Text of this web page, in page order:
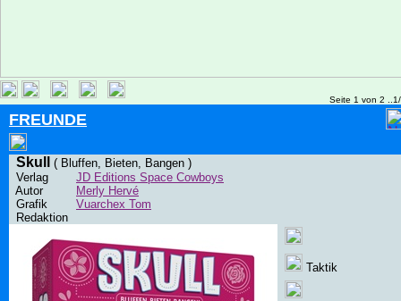
Seite 1 von 2
FREUNDE
Skull
( Bluffen, Bieten, Bangen )
Verlag
JD Editions Space Cowboys
Autor
Merly Hervé
Grafik
Vuarchex Tom
Redaktion
Taktik